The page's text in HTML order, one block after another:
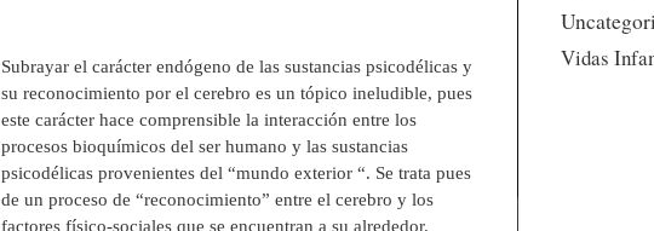
Subrayar el carácter endógeno de las sustancias psicodélicas y
su reconocimiento por el cerebro es un tópico ineludible, pues
este carácter hace comprensible la interacción entre los
procesos bioquímicos del ser humano y las sustancias
psicodélicas provenientes del “mundo exterior “. Se trata pues
de un proceso de “reconocimiento” entre el cerebro y los
factores físico-sociales que se encuentran a su alrededor.
Vidas